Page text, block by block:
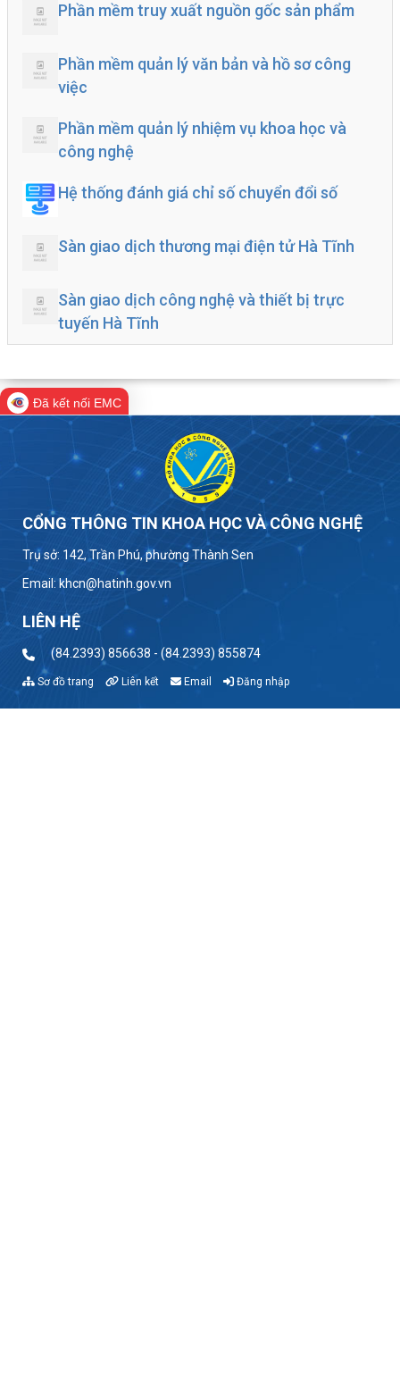
Phần mềm truy xuất nguồn gốc sản phẩm
Phần mềm quản lý văn bản và hồ sơ công
việc
Phần mềm quản lý nhiệm vụ khoa học và
công nghệ
Hệ thống đánh giá chỉ số chuyển đổi số
Sàn giao dịch thương mại điện tử Hà Tĩnh
Sàn giao dịch công nghệ và thiết bị trực
tuyến Hà Tĩnh
Đã kết nối EMC
CỔNG THÔNG TIN KHOA HỌC VÀ CÔNG NGHỆ
Trụ sở: 142, Trần Phú, phường Thành Sen
Email: khcn@hatinh.gov.vn
LIÊN HỆ
(84.2393) 856638 - (84.2393) 855874
Sơ đồ trang Liên kết Email Đăng nhập